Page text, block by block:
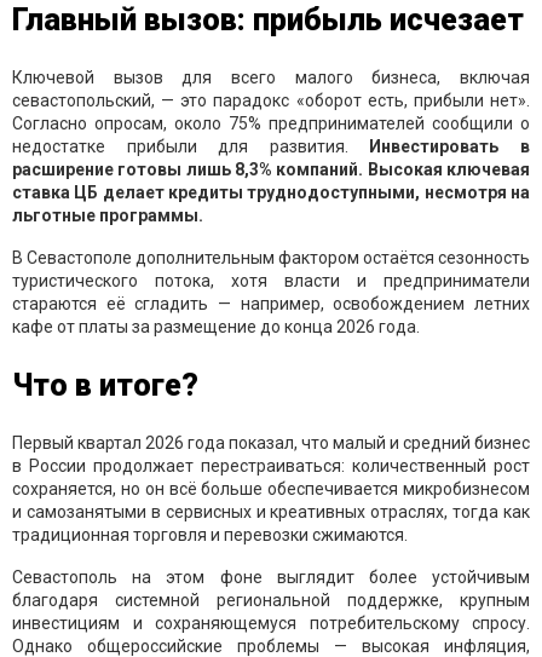
Главный вызов: прибыль исчезает
Ключевой вызов для всего малого бизнеса, включая
севастопольский, — это парадокс «оборот есть, прибыли нет».
Согласно опросам, около 75% предпринимателей сообщили о
недостатке прибыли для развития.
Инвестировать в
расширение готовы лишь 8,3% компаний. Высокая ключевая
ставка ЦБ делает кредиты труднодоступными, несмотря на
льготные программы.
В Севастополе дополнительным фактором остаётся сезонность
туристического потока, хотя власти и предприниматели
стараются её сгладить — например, освобождением летних
кафе от платы за размещение до конца 2026 года.
Что в итоге?
Первый квартал 2026 года показал, что малый и средний бизнес
в России продолжает перестраиваться: количественный рост
сохраняется, но он всё больше обеспечивается микробизнесом
и самозанятыми в сервисных и креативных отраслях, тогда как
традиционная торговля и перевозки сжимаются.
Севастополь на этом фоне выглядит более устойчивым
благодаря системной региональной поддержке, крупным
инвестициям и сохраняющемуся потребительскому спросу.
Однако общероссийские проблемы — высокая инфляция,